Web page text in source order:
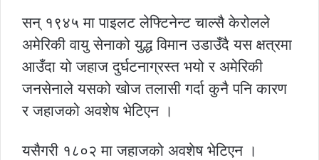
सन् १९४५ मा पाइलट लेफ्टिनेन्ट चाल्सै केरोलले
अमेरिकी वायु सेनाको युद्ध विमान उडाउँदै यस क्षत्रमा
आउँदा यो जहाज दुर्घटनाग्रस्त भयो र अमेरिकी
जनसेनाले यसको खोज तलासी गर्दा कुनै पनि कारण
र जहाजको अवशेष भेटिएन ।
यसैगरी १८०२ मा जहाजको अवशेष भेटिएन ।